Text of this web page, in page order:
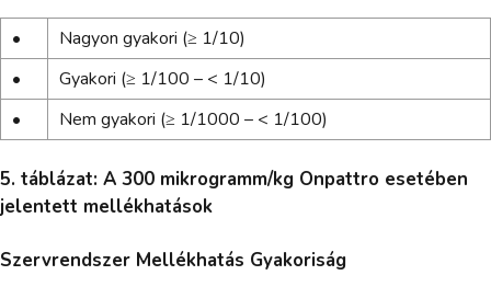
•
Nagyon gyakori (≥ 1/10)
•
Gyakori (≥ 1/100 – < 1/10)
•
Nem gyakori (≥ 1/1000 – < 1/100)
5. táblázat: A 300 mikrogramm/kg Onpattro esetében
jelentett mellékhatások
Szervrendszer Mellékhatás Gyakoriság